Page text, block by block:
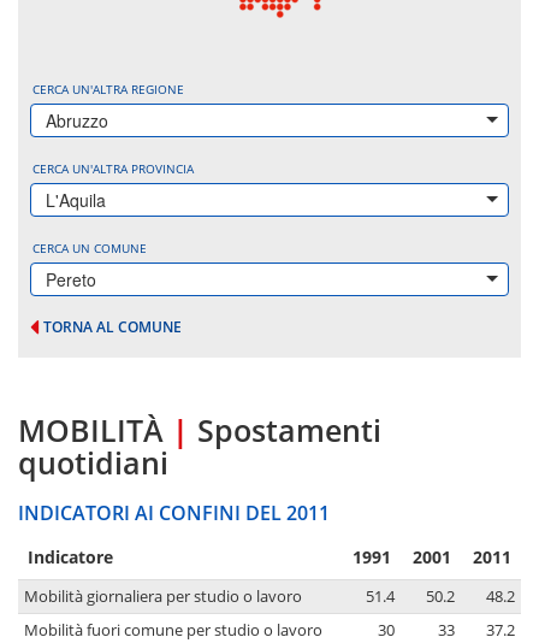
CERCA UN'ALTRA REGIONE
Abruzzo
CERCA UN'ALTRA PROVINCIA
L'Aquila
CERCA UN COMUNE
Pereto
TORNA AL COMUNE
MOBILITÀ | Spostamenti
quotidiani
INDICATORI AI CONFINI DEL 2011
Indicatore 1991 2001 2011
Mobilità giornaliera per studio o lavoro 51.4 50.2
48.2
Mobilità fuori comune per studio o lavoro
30 33
37.2